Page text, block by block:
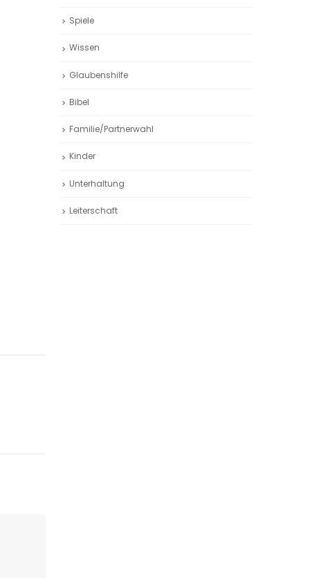
Spiele
Wissen
Glaubenshilfe
Bibel
Familie/Partnerwahl
Kinder
Unterhaltung
Leiterschaft